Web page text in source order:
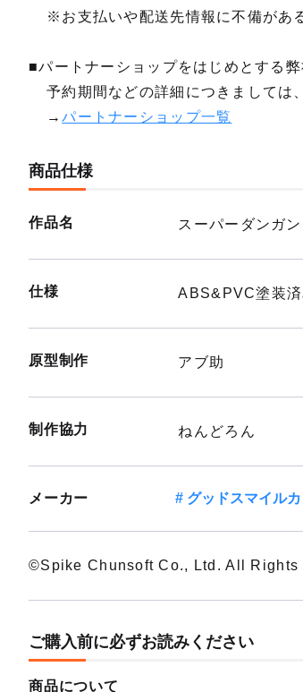
※お支払いや配送先情報に不備があ
■パートナーショップをはじめとする
予約期間などの詳細につきましては
→パートナーショップ一覧
商品仕様
作品名 スーパーダンガ
仕様 ABS&PVC塗装
原型制作 アブ助
制作協力 ねんどろん
メーカー グッドスマイル
©Spike Chunsoft Co., Ltd. All Rights
ご購入前に必ずお読みください
商品について